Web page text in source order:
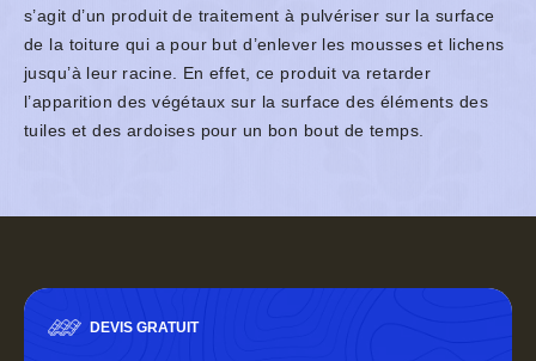
s’agit d’un produit de traitement à pulvériser sur la surface
de la toiture qui a pour but d’enlever les mousses et lichens
jusqu’à leur racine. En effet, ce produit va retarder
l’apparition des végétaux sur la surface des éléments des
tuiles et des ardoises pour un bon bout de temps.
DEVIS GRATUIT